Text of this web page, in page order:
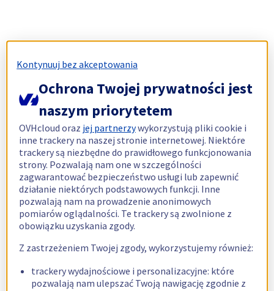
Kontynuuj bez akceptowania
Ochrona Twojej prywatności jest
naszym priorytetem
OVHcloud oraz jej partnerzywykorzystują pliki cookie i
inne trackery na naszej stronie internetowej. Niektóre
trackery są niezbędne do prawidłowego funkcjonowania
strony. Pozwalają nam one w szczególności
zagwarantować bezpieczeństwo usługi lub zapewnić
działanie niektórych podstawowych funkcji. Inne
pozwalają nam na prowadzenie anonimowych
pomiarów oglądalności. Te trackery są zwolnione z
obowiązku uzyskania zgody.
Z zastrzeżeniem Twojej zgody, wykorzystujemy również:
trackery wydajnościowe i personalizacyjne: które
pozwalają nam ulepszać Twoją nawigację zgodnie z